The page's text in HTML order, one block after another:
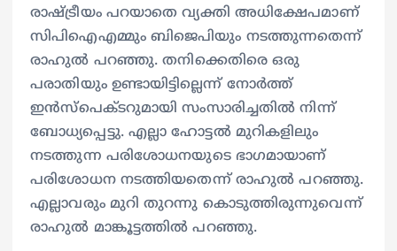
രാഷ്ട്രീയം പറയാതെ വ്യക്തി അധിക്ഷേപമാണ്
സിപിഐഎമ്മും ബിജെപിയും നടത്തുന്നതെന്ന്
രാഹുല്‍ പറഞ്ഞു. തനിക്കെതിരെ ഒരു
പരാതിയും ഉണ്ടായിട്ടില്ലെന്ന് നോര്‍ത്ത്
ഇന്‍സ്പെക്ടറുമായി സംസാരിച്ചതില്‍ നിന്ന്
ബോധ്യപ്പെട്ടു. എല്ലാ ഹോട്ടല്‍ മുറികളിലും
നടത്തുന്ന പരിശോധനയുടെ ഭാഗമായാണ്
പരിശോധന നടത്തിയതെന്ന് രാഹുല്‍ പറഞ്ഞു.
എല്ലാവരും മുറി തുറന്നു കൊടുത്തിരുന്നുവെന്ന്
രാഹുല്‍ മാങ്കൂട്ടത്തില്‍ പറഞ്ഞു.